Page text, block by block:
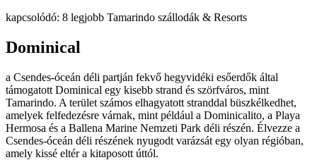
kapcsolódó: 8 legjobb Tamarindo szállodák & Resorts
Dominical
a Csendes-óceán déli partján fekvő hegyvidéki esőerdők által
támogatott Dominical egy kisebb strand és szörfváros, mint
Tamarindo. A terület számos elhagyatott stranddal büszkélkedhet,
amelyek felfedezésre várnak, mint például a Dominicalito, a Playa
Hermosa és a Ballena Marine Nemzeti Park déli részén. Élvezze a
Csendes-óceán déli részének nyugodt varázsát egy olyan régióban,
amely kissé eltér a kitaposott úttól.